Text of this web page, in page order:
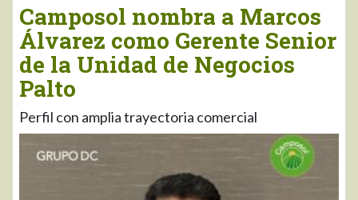
Camposol nombra a Marcos
Álvarez como Gerente Senior
de la Unidad de Negocios
Palto
Perfil con amplia trayectoria comercial